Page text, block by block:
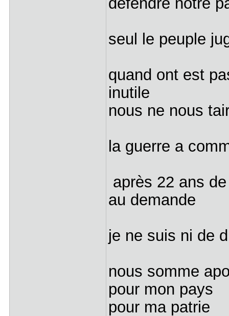
seul le peuple
quand ont est
inutile
nous ne nous
la guerre a
après 22 ans
au demande
je ne suis ni de
nous somme
pour mon pays
pour ma patrie